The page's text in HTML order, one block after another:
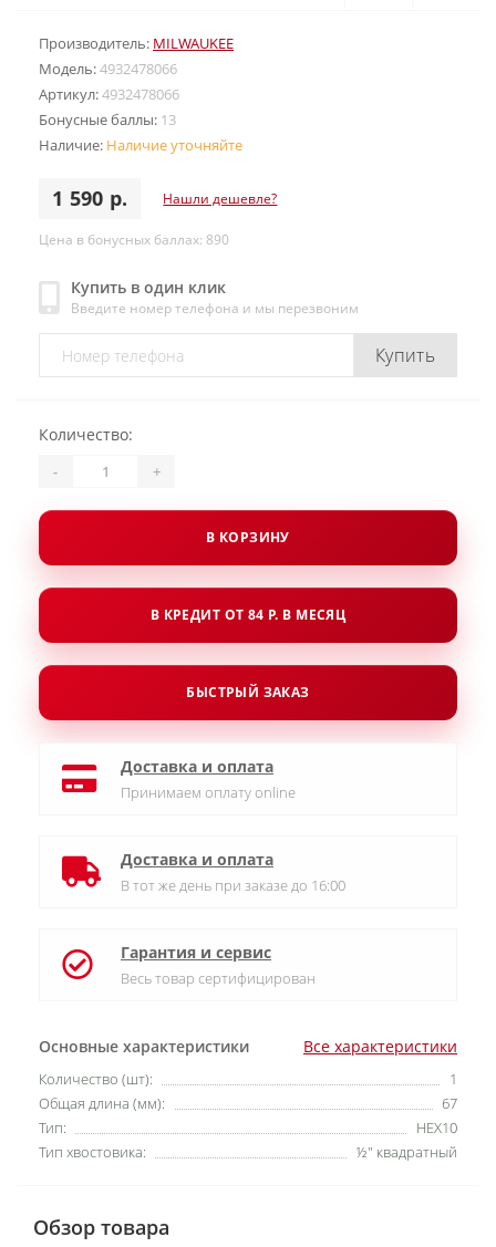
Производитель: MILWAUKEE
Модель:4932478066
Артикул:4932478066
Бонусные баллы: 13
Наличие: Наличие уточняйте
1 590 р. Нашли дешевле?
Цена в бонусных баллах: 890
Купить в один клик
Введите номер телефона и мы перезвоним
Купить
Основные характеристики Все характеристики
Количество (шт):
1
Общая длина (мм):
67
Тип:
HEX10
Тип хвостовика:
½″ квадратный
Количество:
- +
В КОРЗИНУ
В КРЕДИТ ОТ 84 Р. В МЕСЯЦ
БЫСТРЫЙ ЗАКАЗ
Доставка и оплата
Принимаем оплату online
Доставка и оплата
В тот же день при заказе до 16:00
Гарантия и сервис
Весь товар сертифицирован
Обзор товара